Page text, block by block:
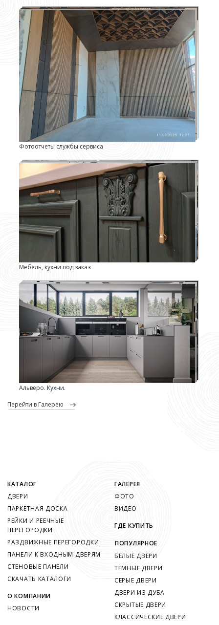
Фотоотчеты службы сервиса
Мебель, кухни под заказ
Альверо. Кухни.
перейти в Галерею
КАТАЛОГ
ДВЕРИ
ПАРКЕТНАЯ ДОСКА
РЕЙКИ И РЕЕЧНЫЕ
ПЕРЕГОРОДКИ
РАЗДВИЖНЫЕ ПЕРЕГОРОДКИ
ПАНЕЛИ К ВХОДНЫМ ДВЕРЯМ
СТЕНОВЫЕ ПАНЕЛИ
СКАЧАТЬ КАТАЛОГИ
О КОМПАНИИ
НОВОСТИ
ГАЛЕРЕЯ
ФОТО
ВИДЕО
ГДЕ КУПИТЬ
ПОПУЛЯРНОЕ
БЕЛЫЕ ДВЕРИ
ТЕМНЫЕ ДВЕРИ
СЕРЫЕ ДВЕРИ
ДВЕРИ ИЗ ДУБА
СКРЫТЫЕ ДВЕРИ
КЛАССИЧЕСКИЕ ДВЕРИ